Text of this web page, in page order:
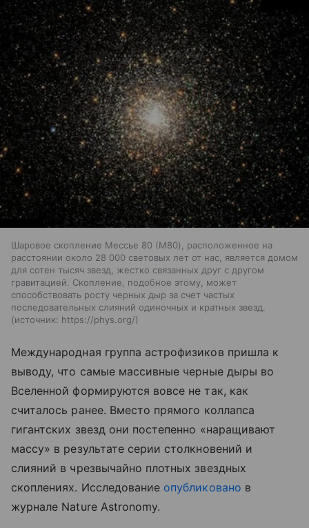
Шаровое скопление Мессье 80 (M80), расположенное на
расстоянии около 28 000 световых лет от нас, является домом
для сотен тысяч звезд, жестко связанных друг с другом
гравитацией. Скопление, подобное этому, может
способствовать росту черных дыр за счет частых
последовательных слияний одиночных и кратных звезд.
источник: https://phys.org/
Международная группа астрофизиков пришла к
выводу, что самые массивные черные дыры во
Вселенной формируются вовсе не так, как
считалось ранее. Вместо прямого коллапса
гигантских звезд они постепенно «наращивают
массу» в результате серии столкновений и
слияний в чрезвычайно плотных звездных
скоплениях. Исследование опубликовано в
журнале Nature Astronomy.